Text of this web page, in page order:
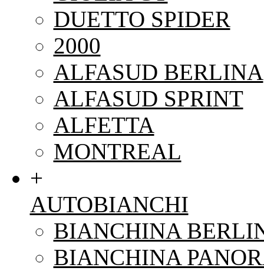
DUETTO SPIDER
2000
ALFASUD BERLINA
ALFASUD SPRINT
ALFETTA
MONTREAL
+
AUTOBIANCHI
BIANCHINA
BIANCHINA